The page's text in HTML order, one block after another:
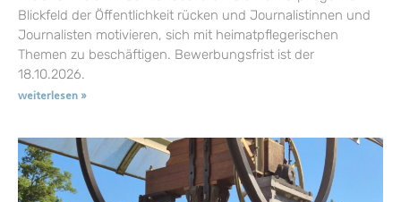
Blickfeld der Öffentlichkeit rücken und Journalistinnen und
Journalisten motivieren, sich mit heimatpflegerischen
Themen zu beschäftigen. Bewerbungsfrist ist der
18.10.2026.
weiterlesen »